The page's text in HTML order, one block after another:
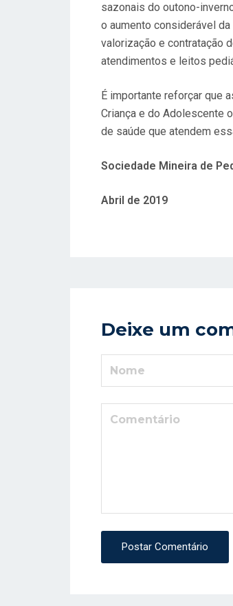
sazonais do outono-
o aumento considerável
valorização e contratação
atendimentos e leitos
É importante reforçar que
Criança e do Adolescente
de saúde que atendem
Sociedade Mineira de
Abril de 2019
Deixe um
Postar Comentário